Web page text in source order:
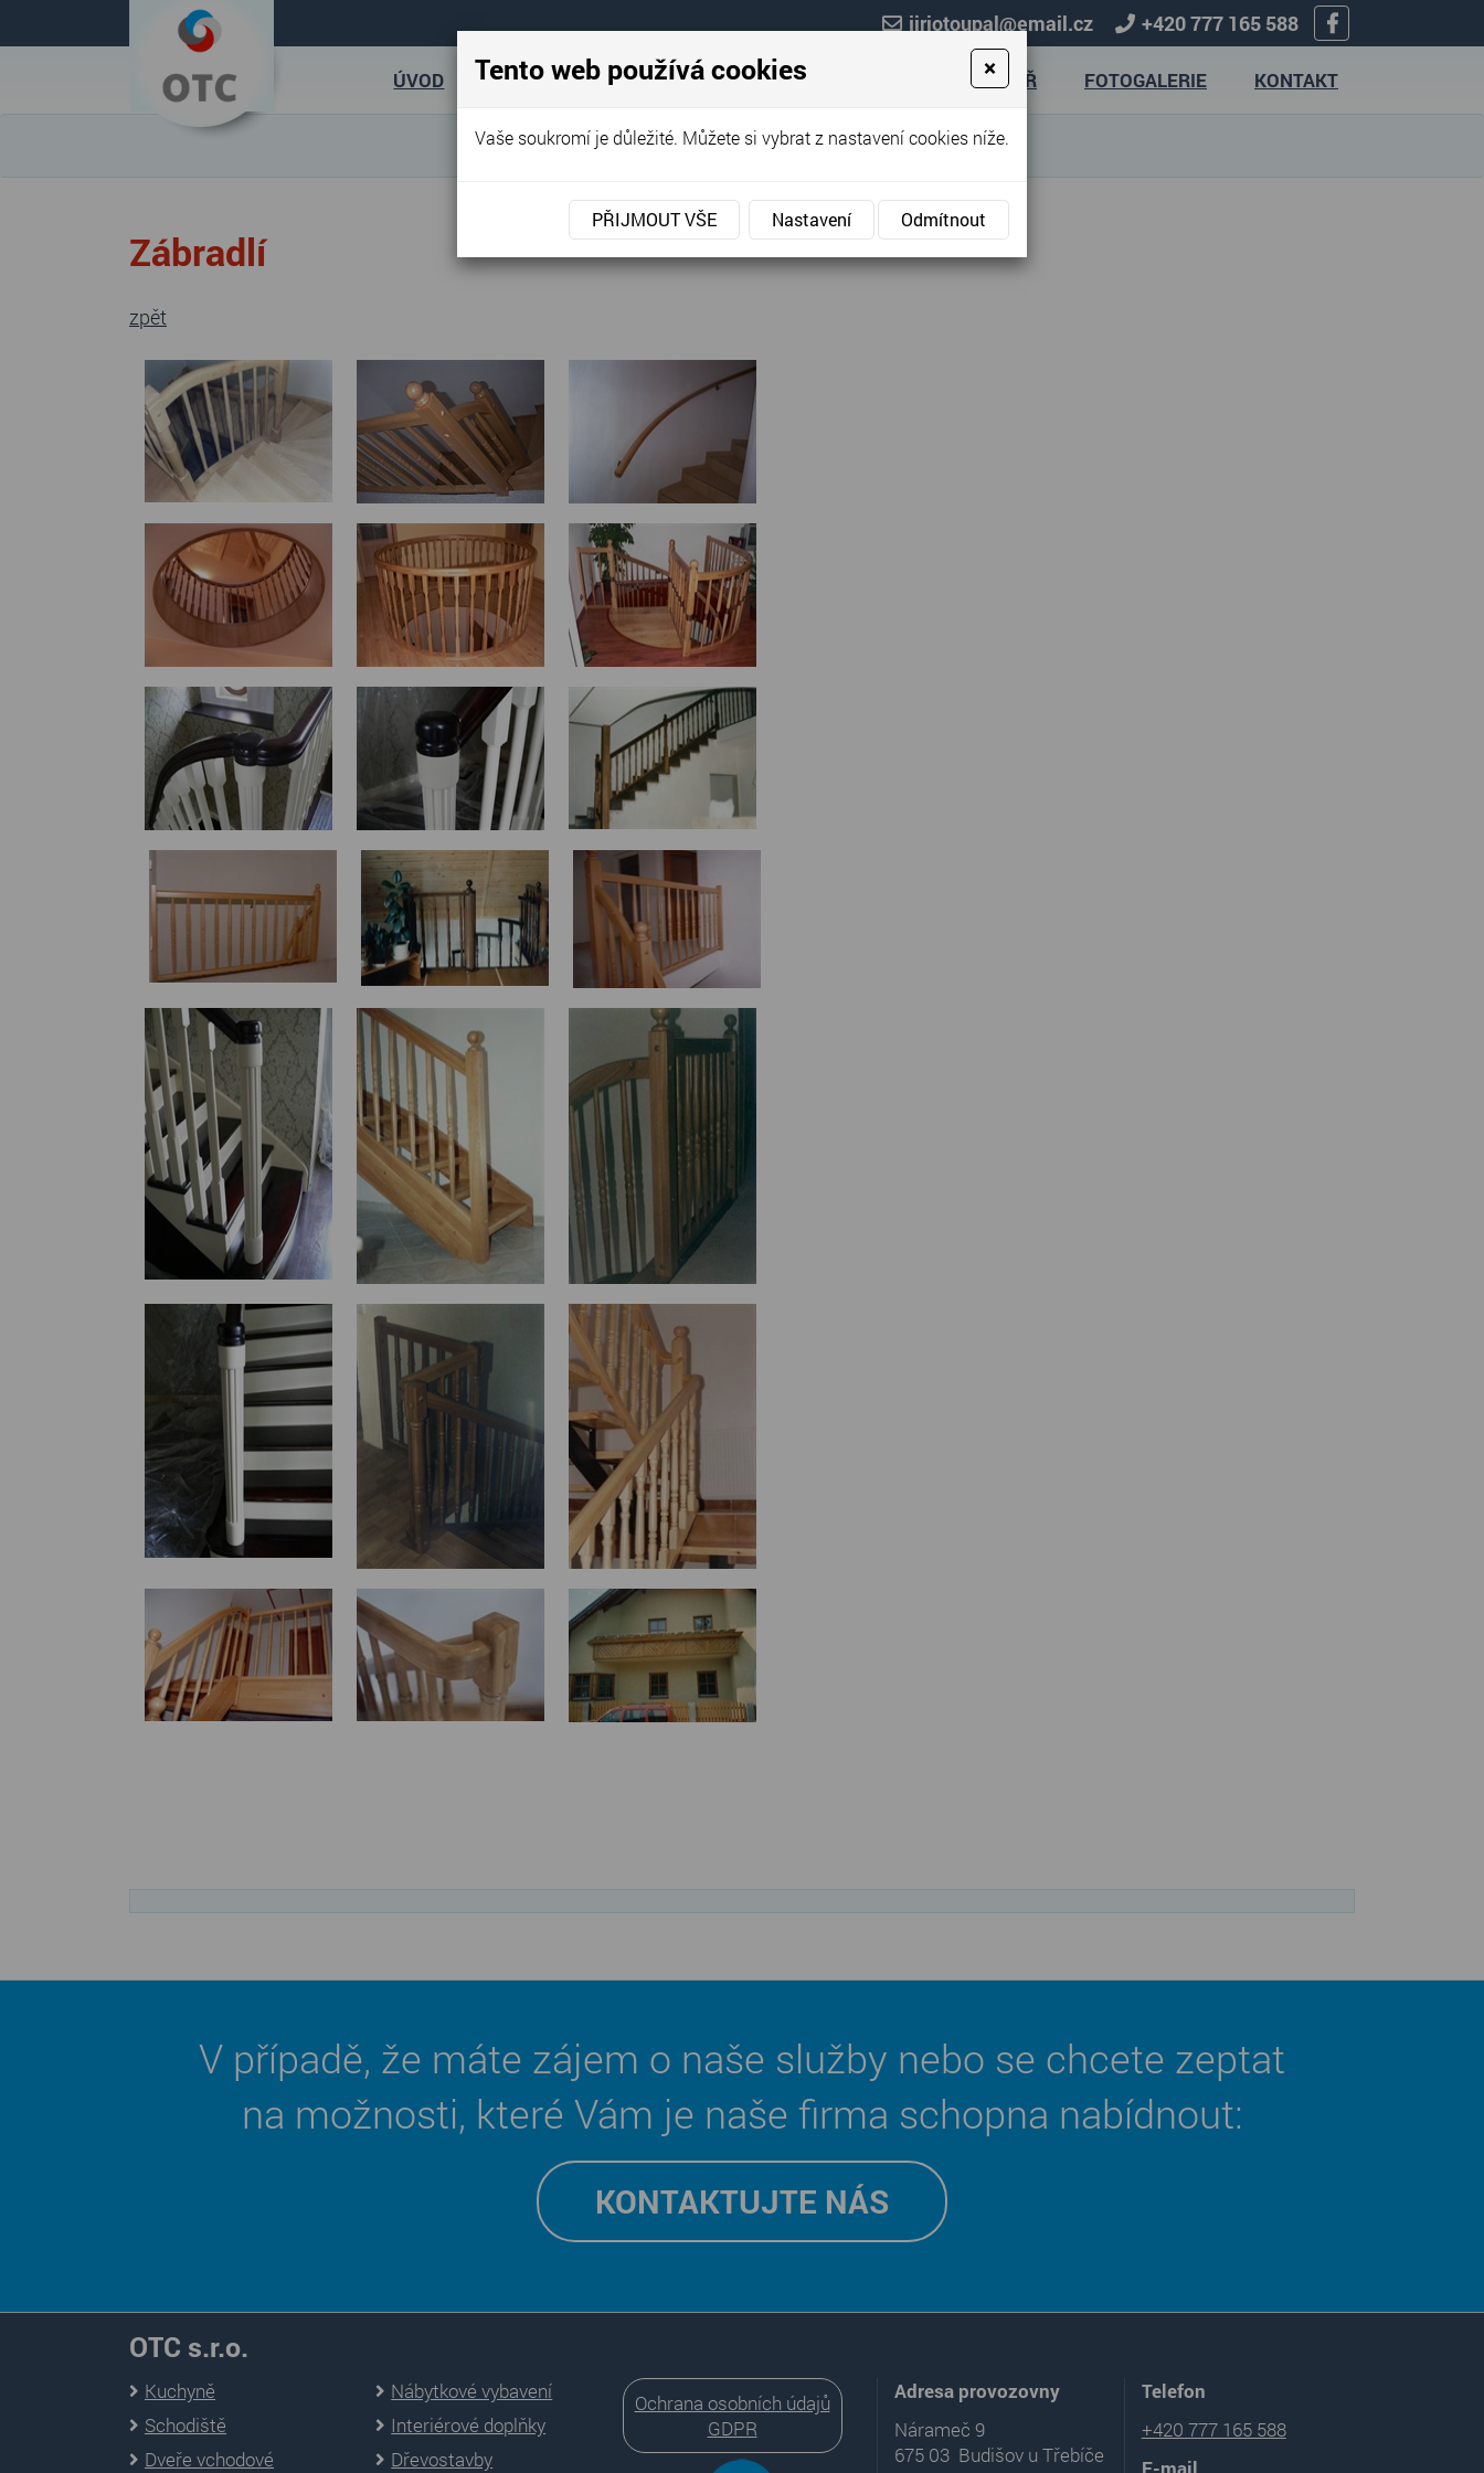
jiriotoupal@email.cz +420 777 165 588
ÚVOD PRODUKTY REFERENCE POPTÁVKOVÝ FORMULÁŘ FOTOGALERIE KONTAKT
Zábradlí
zpět
V případě, že máte zájem o naše služby nebo se chcete zeptat
na možnosti, které Vám je naše firma schopna nabídnout:
KONTAKTUJTE NÁS
OTC s.r.o.
Kuchyně
Schodiště
Dveře vchodové
Nábytkové vybavení
Interiérové doplňky
Dřevostavby
Ochrana osobních údajů
GDPR
Adresa provozovny
Nárameč 9
675 03 Budišov u Třebíče
Telefon
+420 777 165 588
Tento web používá cookies ×
Vaše soukromí je důležité. Můžete si vybrat z nastavení cookies níže.
PŘIJMOUT VŠE Nastavení Odmítnout